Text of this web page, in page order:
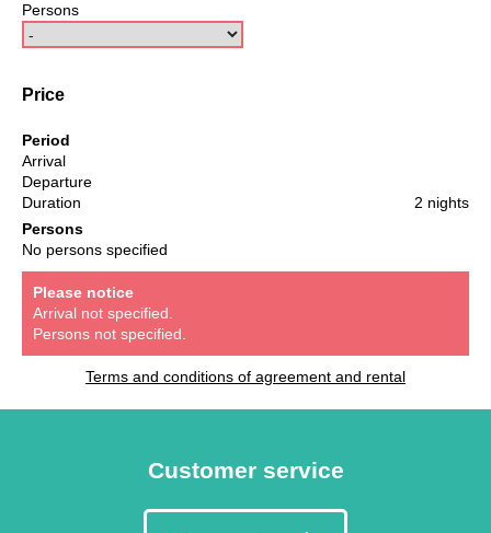
Persons
Price
Period
Arrival
Departure
Duration
2 nights
Persons
No persons specified
Please notice
Arrival not specified.
Persons not specified.
Terms and conditions of agreement and rental
Customer service